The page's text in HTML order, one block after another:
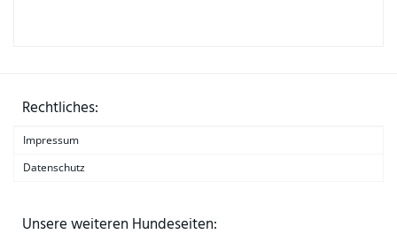
Rechtliches:
Impressum
Datenschutz
Unsere weiteren Hundeseiten: